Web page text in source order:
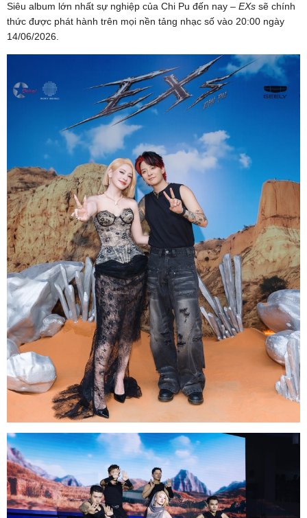
Siêu album lớn nhất sự nghiệp của Chi Pu đến nay – EXs sẽ chính
thức được phát hành trên mọi nền tảng nhạc số vào 20:00 ngày
14/06/2026.